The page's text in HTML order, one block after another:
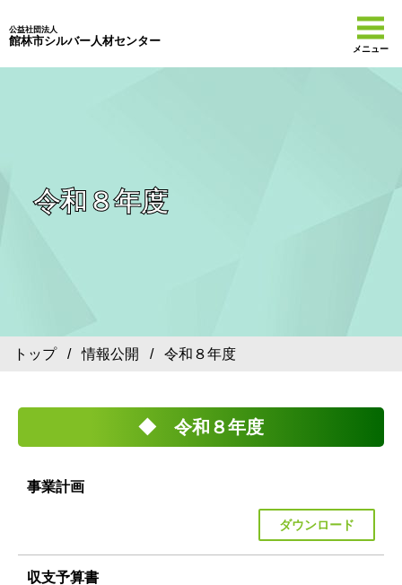
公益社団法人
館林市シルバー人材センター
メニュー
令和８年度
トップ/情報公開 / 令和８年度
◆ 令和８年度
事業計画
ダウンロード
収支予算書